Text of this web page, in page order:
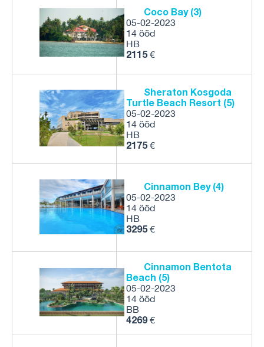
Coco Bay (3)
05-02-2023
14 ööd
HB
2115€
Sheraton Kosgoda
Turtle Beach Resort (5)
05-02-2023
14 ööd
HB
2175€
Cinnamon Bey (4)
05-02-2023
14 ööd
HB
3295€
Cinnamon Bentota
Beach (5)
05-02-2023
14 ööd
BB
4269€